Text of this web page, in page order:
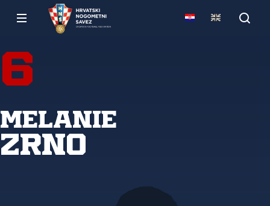
6
Melanie
Zrno